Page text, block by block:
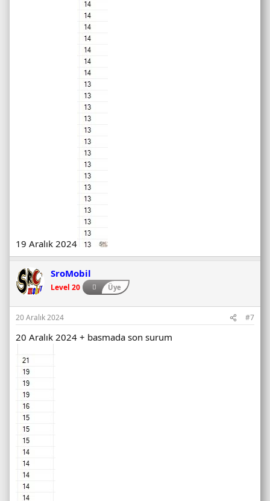
19 Aralık 2024
SroMobil
Level 20 Üye
20 Aralık 2024 #7
20 Aralık 2024 + basmada son surum